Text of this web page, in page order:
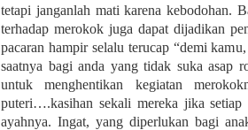
tetapi janganlah mati karena kebodohan.
terhadap merokok juga dapat dijadikan
pacaran hampir selalu terucap “demi
saatnya bagi anda yang tidak suka asap
untuk menghentikan kegiatan
puteri….kasihan sekali mereka jika
ayahnya. Ingat, yang diperlukan bagi